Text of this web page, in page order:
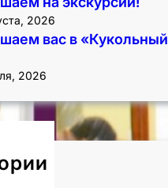
2026
вас в «Кукольный
2026